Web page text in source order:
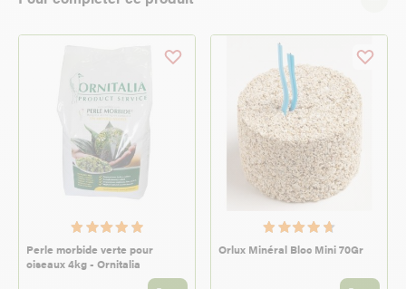
Perle morbide verte pour
oiseaux 4kg - Ornitalia
Orlux Minéral Bloc Mini 70Gr